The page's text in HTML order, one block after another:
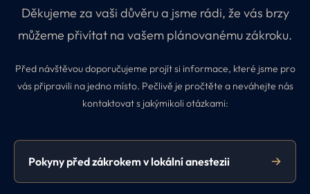
Děkujeme za vaši důvěru a jsme rádi, že vás brzy
můžeme přivítat na vašem plánovanému zákroku.
Před návštěvou doporučujeme projít si informace, které jsme pro
vás připravili na jedno místo. Pečlivě je pročtěte a neváhejte nás
kontaktovat s jakýmikoli otázkami:
Pokyny před zákrokem v lokální anestezii